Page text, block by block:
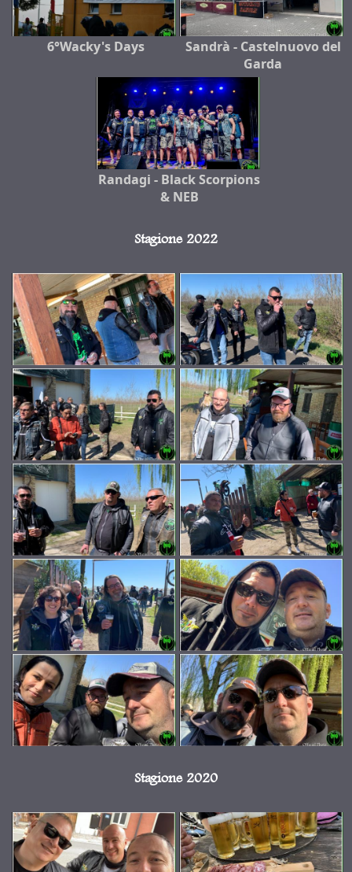
6°Wacky's Days
Sandrà - Castelnuovo del
Garda
Randagi - Black Scorpions
& NEB
Stagione 2022
Stagione 2020